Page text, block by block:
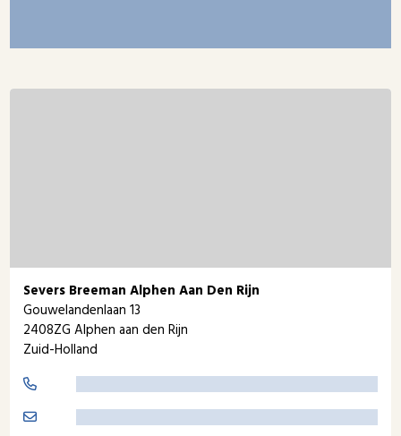
Severs Breeman Alphen Aan Den Rijn
Gouwelandenlaan 13
2408ZG Alphen aan den Rijn
Zuid-Holland